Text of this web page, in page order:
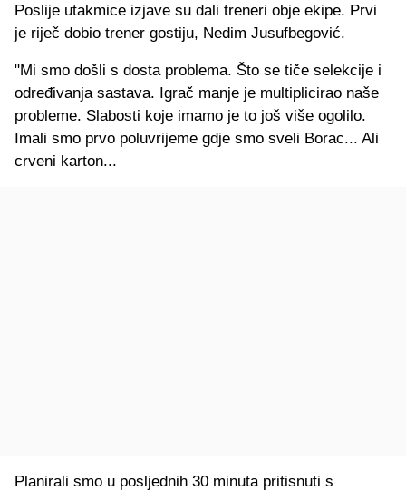
Poslije utakmice izjave su dali treneri obje ekipe. Prvi
je riječ dobio trener gostiju, Nedim Jusufbegović.
"Mi smo došli s dosta problema. Što se tiče selekcije i
određivanja sastava. Igrač manje je multiplicirao naše
probleme. Slabosti koje imamo je to još više ogolilo.
Imali smo prvo poluvrijeme gdje smo sveli Borac... Ali
crveni karton...
Planirali smo u posljednih 30 minuta pritisnuti s